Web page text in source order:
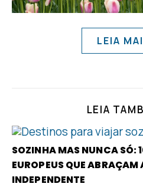
LEIA
LEIA
SOZINHA MAS NUNCA SÓ:
EUROPEUS QUE
INDEPENDENTE